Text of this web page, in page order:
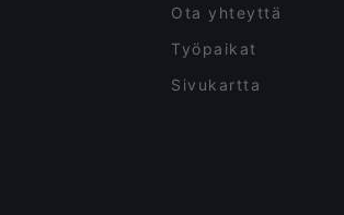
Ota yhteyttä
Työpaikat
Sivukartta